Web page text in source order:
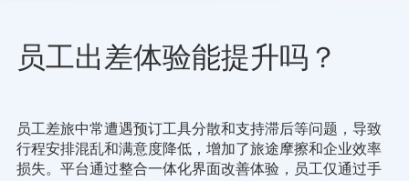
员工出差体验能提升吗？
员工差旅中常遭遇预订工具分散和支持滞后等问题，导致
行程安排混乱和满意度降低，增加了旅途摩擦和企业效率
损失。平台通过整合一体化界面改善体验，员工仅通过手